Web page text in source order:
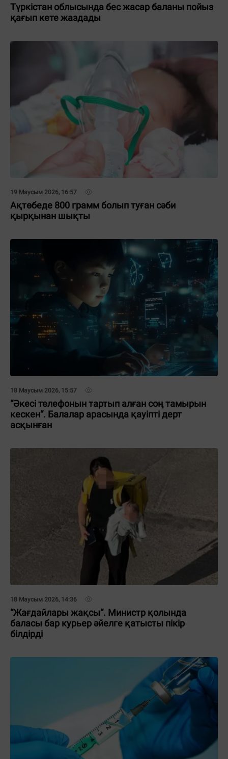
Түркістан облысында бес жасар баланы пойыз
қағып кете жаздады
19 Маусым 2026, 16:57
Ақтөбеде 800 грамм болып туған сәби
қырқынан шықты
18 Маусым 2026, 15:57
“Әкесі телефонын тартып алған соң тамырын
кескен“. Балалар арасында қауіпті дерт
асқынған
18 Маусым 2026, 14:36
“Жағдайлары жақсы“. Министр қолында
баласы бар курьер әйелге қатысты пікір
білдірді